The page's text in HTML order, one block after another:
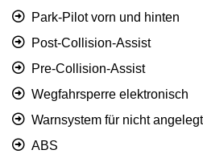
Park-Pilot vorn und hinten
Post-Collision-Assist
Pre-Collision-Assist
Wegfahrsperre elektronisch
Warnsystem für nicht
ABS